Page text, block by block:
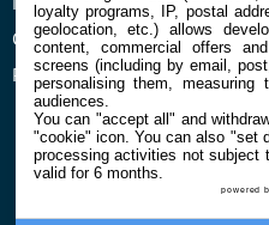
Confidentialité et Cookies
Préférences cookies
loyalty programs, IP, postal
geolocation, etc.) allows
content, commercial offers
screens (including by email,
personalising them, measuring
audiences.
You can "accept all" and
"cookie" icon. You can also "set
processing activities not subject
valid for 6 months.
powered